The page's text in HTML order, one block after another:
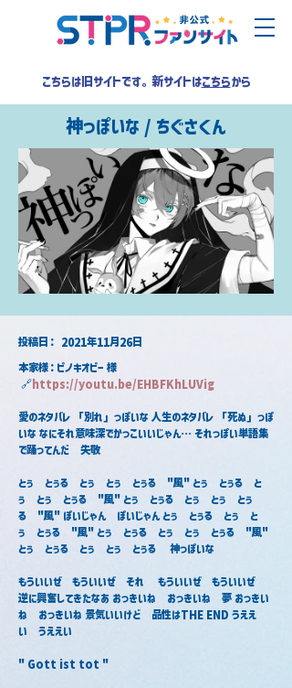
こちらは旧サイトです。新サイトはこちらから
神っぽいな / ちぐさくん
2021年11月26日
​投稿日：
本家様：ピノキオピー 様
🔗https://youtu.be/EHBFKhLUVig
愛のネタバレ 「別れ」っぽいな 人生のネタバレ 「死ぬ」っぽ
いな なにそれ意味深でかっこいいじゃん… それっぽい単語集
で踊ってんだ　失敬
とぅ　とぅる　とぅ　とぅ　とぅる　"風" とぅ　とぅる　と
ぅ　とぅ　とぅる　"風" とぅ　とぅる　とぅ　とぅ　とぅ
る　"風" ぽいじゃん　ぽいじゃん とぅ　とぅる　とぅ　と
ぅ　とぅる　"風" とぅ　とぅる　とぅ　とぅ　とぅる　"風"
とぅ　とぅる　とぅ　とぅ　とぅる　 神っぽいな
もういいぜ　もういいぜ　それ　 もういいぜ　もういいぜ
逆に興奮してきたなあ おっきいね　おっきいね　夢 おっきい
ね　おっきいね 景気いいけど　品性はTHE END うええ
い　うええい
" Gott ist tot "